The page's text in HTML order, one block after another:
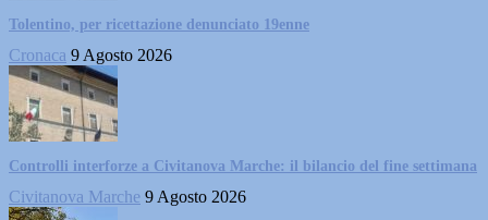
Tolentino, per ricettazione denunciato 19enne
Cronaca 9 Agosto 2026
Controlli interforze a Civitanova Marche: il bilancio del fine settimana
Civitanova Marche 9 Agosto 2026